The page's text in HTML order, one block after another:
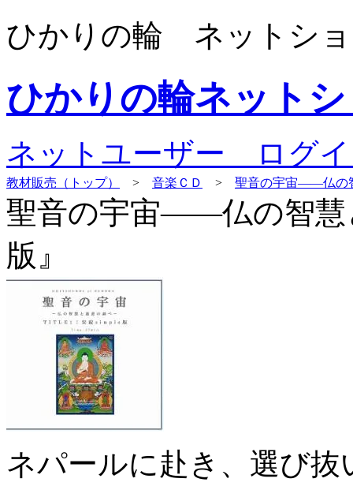
ひかりの輪 ネットシ
ひかりの輪ネット
ネットユーザー ログ
教材販売（トップ） > 音楽ＣＤ > 聖音の宇宙――仏の
聖音の宇宙――仏の智慧
版』
ネパールに赴き、選び